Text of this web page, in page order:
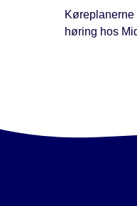
Køreplanerne
høring hos